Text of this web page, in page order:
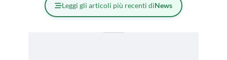
Leggi gli articoli più recenti diNews